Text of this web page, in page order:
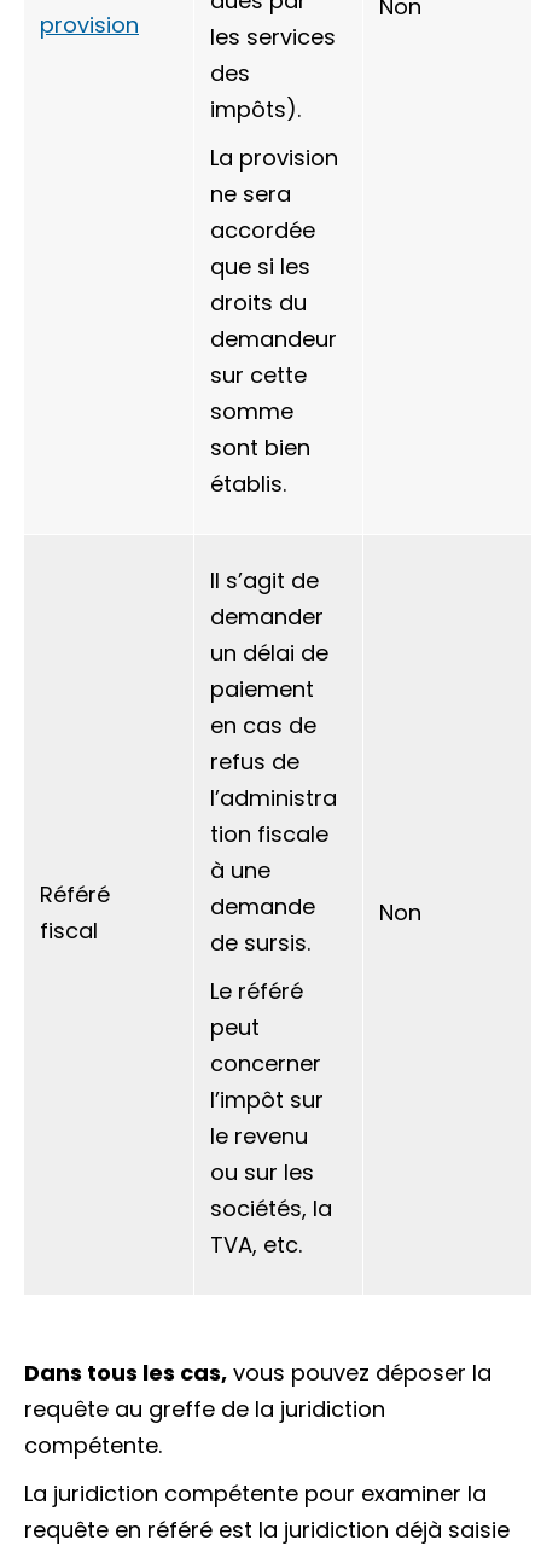
provision
les services
des
impôts).
La provision
ne sera
accordée
que si les
droits du
demandeur
sur cette
somme
sont bien
établis.
Non
Référé
fiscal
Il s’agit de
demander
un délai de
paiement
en cas de
refus de
l’administra
tion fiscale
à une
demande
de sursis.
Le référé
peut
concerner
l’impôt sur
le revenu
ou sur les
sociétés, la
TVA, etc.
Non
Dans tous les cas, vous pouvez déposer la
requête au greffe de la juridiction
compétente.
La juridiction compétente pour examiner la
requête en référé est la juridiction déjà saisie